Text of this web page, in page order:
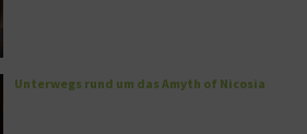
Unterwegs rund um das Amyth of Nicosia